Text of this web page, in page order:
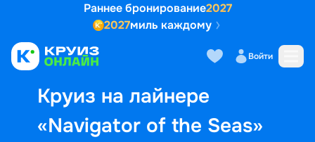
Раннее бронирование2027
2027миль каждому
Войти
Круиз на лайнере
«Navigator of the Seas»
Выбор кают Маршрут и